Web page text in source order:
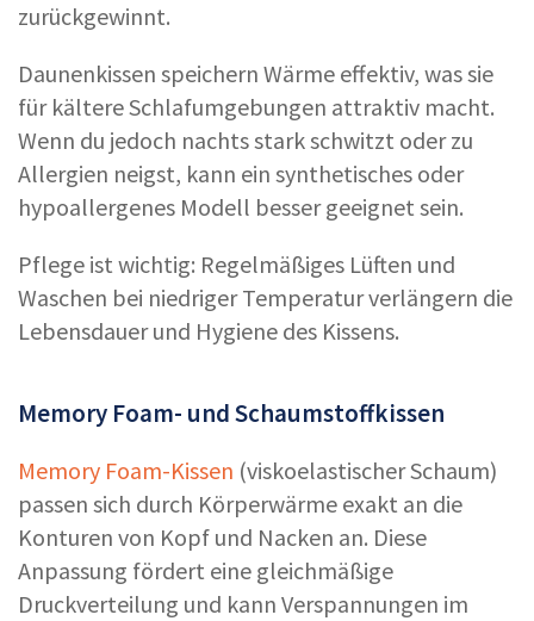
zurückgewinnt.
Daunenkissen speichern Wärme effektiv, was sie
für kältere Schlafumgebungen attraktiv macht.
Wenn du jedoch nachts stark schwitzt oder zu
Allergien neigst, kann ein synthetisches oder
hypoallergenes Modell besser geeignet sein.
Pflege ist wichtig: Regelmäßiges Lüften und
Waschen bei niedriger Temperatur verlängern die
Lebensdauer und Hygiene des Kissens.
Memory Foam- und Schaumstoffkissen
Memory Foam-Kissen (viskoelastischer Schaum)
passen sich durch Körperwärme exakt an die
Konturen von Kopf und Nacken an. Diese
Anpassung fördert eine gleichmäßige
Druckverteilung und kann Verspannungen im